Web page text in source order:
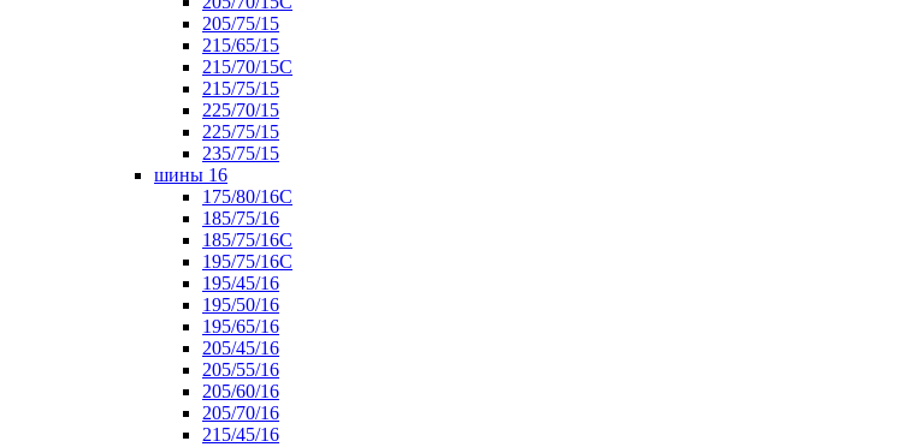
205/75/15
215/65/15
215/70/15C
215/75/15
225/70/15
225/75/15
235/75/15
шины 16
175/80/16С
185/75/16
185/75/16С
195/75/16С
195/45/16
195/50/16
195/65/16
205/45/16
205/55/16
205/60/16
205/70/16
215/45/16